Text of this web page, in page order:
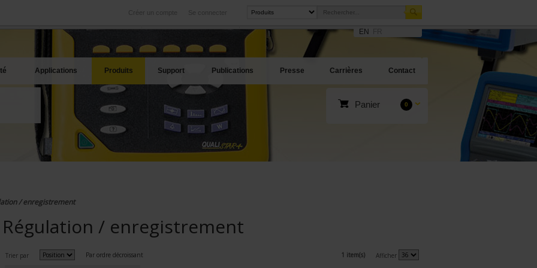
Se connecter
Créer un compte
International
Nos filiales à l'étranger
Nos meilleures offres
EN
Applications Produits Support Publications Presse Carrières Contact
Panier 0
/ enregistrement
Régulation / enregistrement
Trier par Par ordre décroissant 1 item(s) Afficher